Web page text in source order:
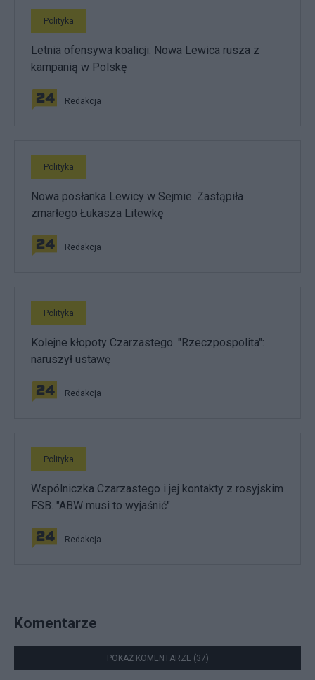
Polityka
Letnia ofensywa koalicji. Nowa Lewica rusza z
kampanią w Polskę
Redakcja
Polityka
Nowa posłanka Lewicy w Sejmie. Zastąpiła
zmarłego Łukasza Litewkę
Redakcja
Polityka
Kolejne kłopoty Czarzastego. "Rzeczpospolita":
naruszył ustawę
Redakcja
Polityka
Wspólniczka Czarzastego i jej kontakty z rosyjskim
FSB. "ABW musi to wyjaśnić"
Redakcja
Komentarze
POKAŻ KOMENTARZE (37)